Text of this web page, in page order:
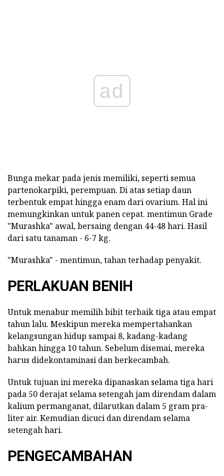
ad
Bunga mekar pada jenis memiliki, seperti semua
partenokarpiki, perempuan. Di atas setiap daun
terbentuk empat hingga enam dari ovarium. Hal ini
memungkinkan untuk panen cepat. mentimun Grade
"Murashka" awal, bersaing dengan 44-48 hari. Hasil
dari satu tanaman - 6-7 kg.
"Murashka" - mentimun, tahan terhadap penyakit.
PERLAKUAN BENIH
Untuk menabur memilih bibit terbaik tiga atau empat
tahun lalu. Meskipun mereka mempertahankan
kelangsungan hidup sampai 8, kadang-kadang
bahkan hingga 10 tahun. Sebelum disemai, mereka
harus didekontaminasi dan berkecambah.
Untuk tujuan ini mereka dipanaskan selama tiga hari
pada 50 derajat selama setengah jam direndam dalam
kalium permanganat, dilarutkan dalam 5 gram pra-
liter air. Kemudian dicuci dan direndam selama
setengah hari.
PENGECAMBAHAN